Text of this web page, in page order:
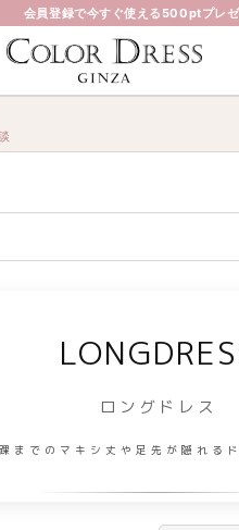
会員登録で今すぐ使える500ptプレ
ロングドレス
踝までのマキシ丈や足先が隠れる